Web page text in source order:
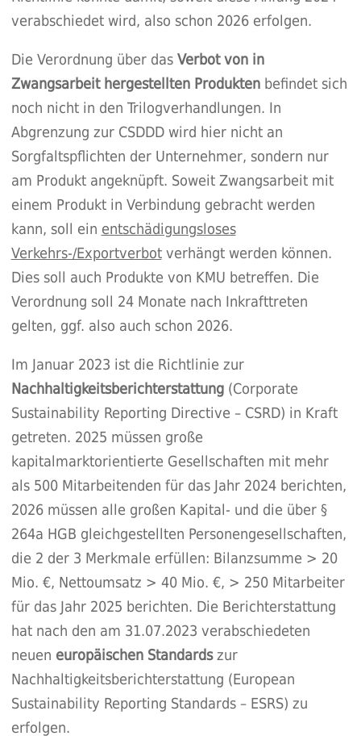
verabschiedet wird, also schon 2026 erfolgen.
Die Verordnung über das Verbot von in
Zwangsarbeit hergestellten Produktenbefindet sich
noch nicht in den Trilogverhandlungen. In
Abgrenzung zur CSDDD wird hier nicht an
Sorgfaltspflichten der Unternehmer, sondern nur
am Produkt angeknüpft. Soweit Zwangsarbeit mit
einem Produkt in Verbindung gebracht werden
kann, soll ein entschädigungsloses
Verkehrs-/Exportverbotverhängt werden können.
Dies soll auch Produkte von KMU betreffen. Die
Verordnung soll 24 Monate nach Inkrafttreten
gelten, ggf. also auch schon 2026.
Im Januar 2023 ist die Richtlinie zur
Nachhaltigkeitsberichterstattung(Corporate
Sustainability Reporting Directive – CSRD) in Kraft
getreten. 2025 müssen große
kapitalmarktorientierte Gesellschaften mit mehr
als 500 Mitarbeitenden für das Jahr 2024 berichten,
2026 müssen alle großen Kapital- und die über §
264a HGB gleichgestellten Personengesellschaften,
die 2 der 3 Merkmale erfüllen: Bilanzsumme > 20
Mio. €, Nettoumsatz > 40 Mio. €, > 250 Mitarbeiter
für das Jahr 2025 berichten. Die Berichterstattung
hat nach den am 31.07.2023 verabschiedeten
neuen europäischen Standardszur
Nachhaltigkeitsberichterstattung (European
Sustainability Reporting Standards – ESRS) zu
erfolgen.